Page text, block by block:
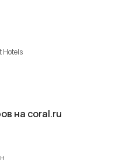
Hotels
на coral.ru